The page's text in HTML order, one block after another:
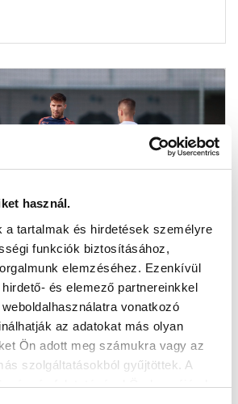
használ.
a tartalmak és hirdetések személyre
funkciók biztosításához,
elemzéséhez. Ezenkívül
és elemező partnereinkkel
vonatkozó
az adatokat más olyan
Ön adott meg számukra vagy az
szolgáltatásokból gyűjtöttek. A
folytatásával Ön hozzájárul a
FELKÉSZÜLÉST
a Budapest Honvéd csapatát